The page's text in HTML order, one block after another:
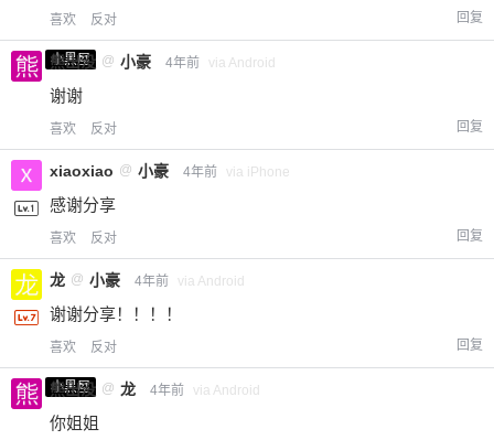
喜欢 反对 回复
小黑屋
熊出没 @ 小豪 4年前 via Android
谢谢
喜欢 反对 回复
xiaoxiao @ 小豪 4年前 via iPhone
感谢分享
喜欢 反对 回复
龙 @ 小豪 4年前 via Android
谢谢分享！！！！
喜欢 反对 回复
小黑屋
熊出没 @ 龙 4年前 via Android
你姐姐